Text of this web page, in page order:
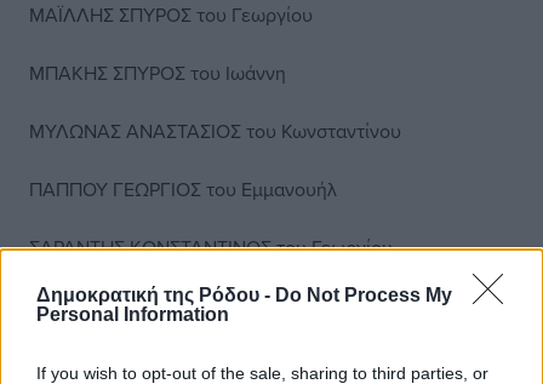
Δημοκρατική της Ρόδου - Do Not Process My
Personal Information
If you wish to opt-out of the sale, sharing to third parties, or
ΜΑΪΛΛΗΣ ΣΠΥΡΟΣ του Γεωργίου
ΜΠΑΚΗΣ ΣΠΥΡΟΣ του Ιωάννη
ΜΥΛΩΝΑΣ ΑΝΑΣΤΑΣΙΟΣ του Κωνσταντίνου
ΠΑΠΠΟΥ ΓΕΩΡΓΙΟΣ του Εμμανουήλ
ΣΑΡΑΝΤΗΣ ΚΩΝΣΤΑΝΤΙΝΟΣ του Γεωργίου
ΣΚΟΡΔΑΛΗΣ ΕΛΕΥΘΕΡΙΟΣ του Νικολάου
ΣΟΥΛΜΙΝΑ ΓΚΑΣΜΕΝΙ του Αντέμ